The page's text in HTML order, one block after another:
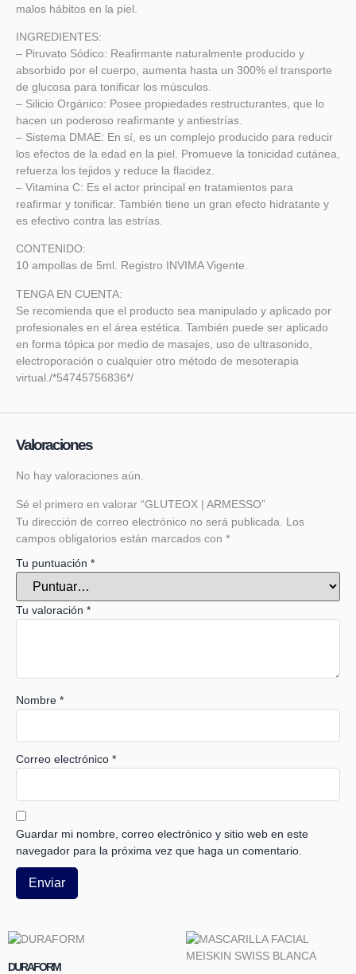
malos hábitos en la piel.
INGREDIENTES:
– Piruvato Sódico: Reafirmante naturalmente producido y
absorbido por el cuerpo, aumenta hasta un 300% el transporte
de glucosa para tonificar los músculos.
– Silicio Orgánico: Posee propiedades restructurantes, que lo
hacen un poderoso reafirmante y antiestrías.
– Sistema DMAE: En sí, es un complejo producido para reducir
los efectos de la edad en la piel. Promueve la tonicidad cutánea,
refuerza los tejidos y reduce la flacidez.
– Vitamina C: Es el actor principal en tratamientos para
reafirmar y tonificar. También tiene un gran efecto hidratante y
es efectivo contra las estrías.
CONTENIDO:
10 ampollas de 5ml. Registro INVIMA Vigente.
TENGA EN CUENTA:
Se recomienda que el producto sea manipulado y aplicado por
profesionales en el área estética. También puede ser aplicado
en forma tópica por medio de masajes, uso de ultrasonido,
electroporación o cualquier otro método de mesoterapia
virtual./*54745756836*/
Valoraciones
No hay valoraciones aún.
Sé el primero en valorar “GLUTEOX | ARMESSO”
Tu dirección de correo electrónico no será publicada.
Los
campos obligatorios están marcados con *
Tu puntuación *
Tu valoración *
Nombre *
Correo electrónico *
Guardar mi nombre, correo electrónico y sitio web en este
navegador para la próxima vez que haga un comentario.
DURAFORM